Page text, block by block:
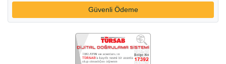
Güvenli Ödeme